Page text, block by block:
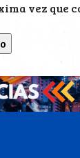
vez que